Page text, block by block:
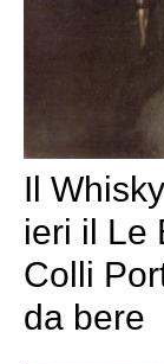
Il
ieri il Le
Colli
da bere